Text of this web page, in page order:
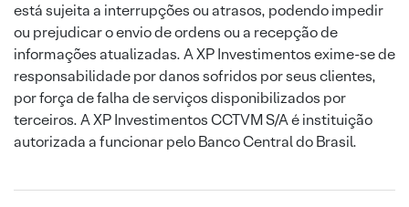
está sujeita a interrupções ou atrasos, podendo impedir
ou prejudicar o envio de ordens ou a recepção de
informações atualizadas. A XP Investimentos exime-se de
responsabilidade por danos sofridos por seus clientes,
por força de falha de serviços disponibilizados por
terceiros. A XP Investimentos CCTVM S/A é instituição
autorizada a funcionar pelo Banco Central do Brasil.